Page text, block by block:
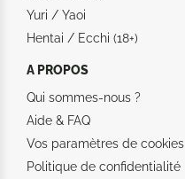
Yuri / Yaoi
Hentai / Ecchi (18+)
A PROPOS
Qui sommes-nous ?
Aide & FAQ
Vos paramètres de cookies
Politique de confidentialité